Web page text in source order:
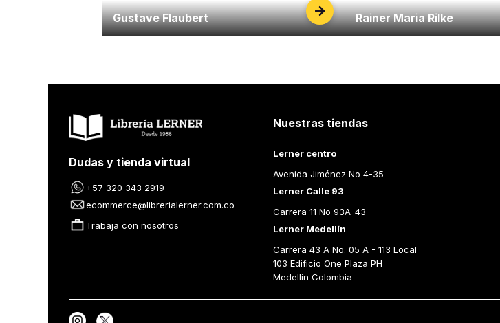
Gustave Flaubert Rainer Maria Rilke
Dudas y tienda virtual
+57 320 343 2919
ecommerce@librerialerner.com.co
Trabaja con nosotros
Nuestras tiendas
Lerner centro
Avenida Jiménez No 4-35
Lerner Calle 93
Carrera 11 No 93A-43
Lerner Medellín
Carrera 43 A No. 05 A - 113 Local
103 Edificio One Plaza PH
Medellín Colombia